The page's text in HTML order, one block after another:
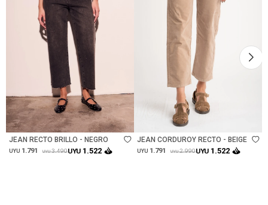
Talle
JEAN RECTO BRILLO - NEGRO
UYU 1.791 UYU 3.490UYU 1.522
JEAN CORDUROY RECTO - BEIGE
UYU 1.791 UYU 2.990UYU 1.522